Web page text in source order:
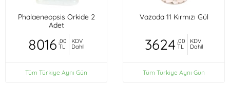
Phalaeneopsis Orkide 2
Adet
8016 ,00
TL
KDV
Dahil
Tüm Türkiye Aynı Gün
Vazoda 11 Kırmızı Gül
3624 ,00
TL
KDV
Dahil
Tüm Türkiye Aynı Gün